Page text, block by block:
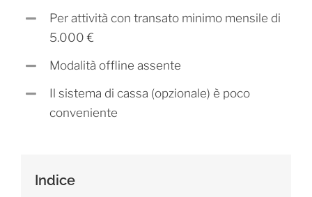
Per attività con transato minimo mensile di
5.000 €
Modalità offline assente
Il sistema di cassa (opzionale) è poco
conveniente
Indice